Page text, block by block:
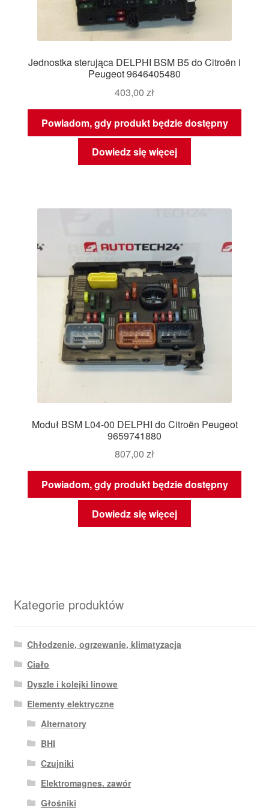
Jednostka sterująca DELPHI BSM B5 do Citroën i
Peugeot 9646405480
403,00 zł
Powiadom, gdy produkt będzie dostępny
Dowiedz się więcej
Moduł BSM L04-00 DELPHI do Citroën Peugeot
9659741880
807,00 zł
Powiadom, gdy produkt będzie dostępny
Dowiedz się więcej
Kategorie produktów
Chłodzenie, ogrzewanie, klimatyzacja
Ciało
Dyszle i kolejki linowe
Elementy elektryczne
Alternatory
BHI
Czujniki
Elektromagnes. zawór
Głośniki